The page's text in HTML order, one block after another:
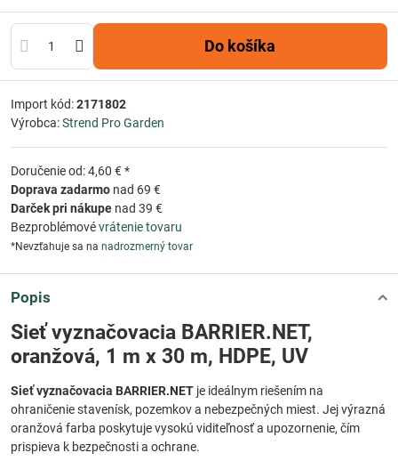
Do košíka
Import kód:2171802
Výrobca:Strend Pro Garden
Doručenie od: 4,60 € *
Doprava zadarmo nad 69 €
Darček pri nákupe nad 39 €
Bezproblémovévrátenie tovaru
*Nevzťahuje sa na nadrozmerný tovar
Popis
Sieť vyznačovacia BARRIER.NET,
oranžová, 1 m x 30 m, HDPE, UV
Sieť vyznačovacia BARRIER.NET je ideálnym riešením na
ohraničenie stavenísk, pozemkov a nebezpečných miest. Jej výrazná
oranžová farba poskytuje vysokú viditeľnosť a upozornenie, čím
prispieva k bezpečnosti a ochrane.